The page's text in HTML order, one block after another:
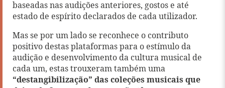
baseadas nas audições anteriores, gostos e até
estado de espírito declarados de cada utilizador.
Mas se por um lado se reconhece o contributo
positivo destas plataformas para o estímulo da
audição e desenvolvimento da cultura musical de
cada um, estas trouxeram também uma
“destangibilização” das coleções musicais que